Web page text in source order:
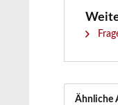
Ähnliche